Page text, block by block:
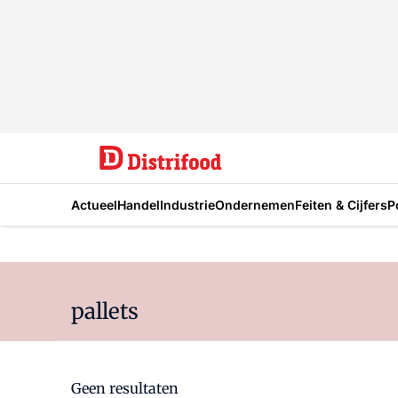
ActueelHandelIndustrieOndernemenFeiten & Cijfers
pallets
Geen resultaten